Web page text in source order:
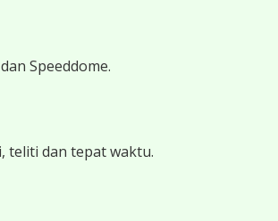
Speeddome.
teliti dan tepat waktu.